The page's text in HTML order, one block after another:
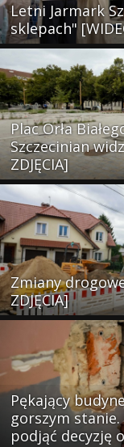
Letni Jarmark
sklepach"
Plac Orła
Szczecinian
ZDJĘCIA]
Zmiany
ZDJĘCIA]
Pękający
gorszym
podjąć decyzję